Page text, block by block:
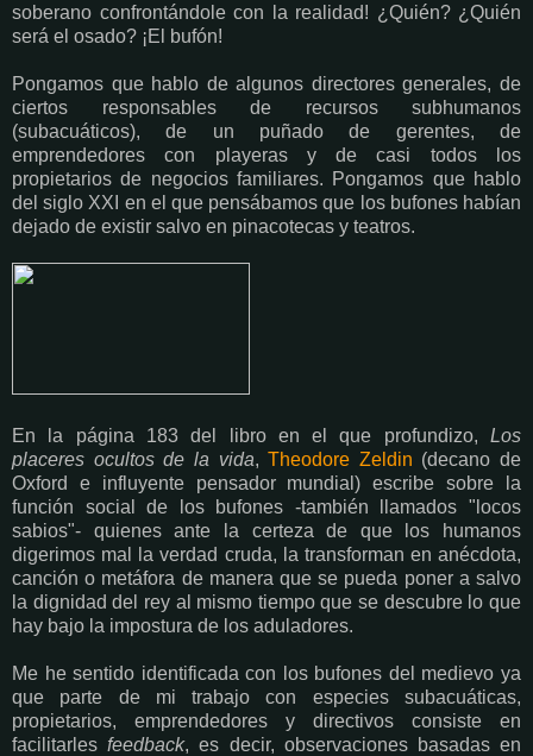
soberano confrontándole con la realidad! ¿Quién? ¿Quién
será el osado? ¡El bufón!
Pongamos que hablo de algunos directores generales, de
ciertos responsables de recursos subhumanos
(subacuáticos), de un puñado de gerentes, de
emprendedores con playeras y de casi todos los
propietarios de negocios familiares. Pongamos que hablo
del siglo XXI en el que pensábamos que los bufones habían
dejado de existir salvo en pinacotecas y teatros.
En la página 183 del libro en el que profundizo, Los
placeres ocultos de la vida,Theodore Zeldin (decano de
Oxford e influyente pensador mundial) escribe sobre la
función social de los bufones -también llamados "locos
sabios"- quienes ante la certeza de que los humanos
digerimos mal la verdad cruda, la transforman en anécdota,
canción o metáfora de manera que se pueda poner a salvo
la dignidad del rey al mismo tiempo que se descubre lo que
hay bajo la impostura de los aduladores.
Me he sentido identificada con los bufones del medievo ya
que parte de mi trabajo con especies subacuáticas,
propietarios, emprendedores y directivos consiste en
facilitarlesfeedback, es decir, observaciones basadas en